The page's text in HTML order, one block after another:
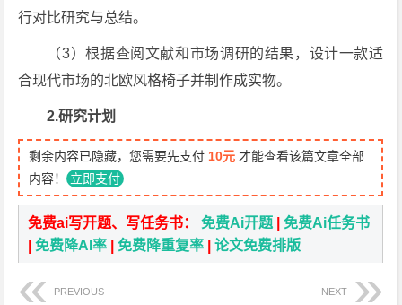
行对比研究与总结。
（3）根据查阅文献和市场调研的结果，设计一款适
合现代市场的北欧风格椅子并制作成实物。
2.研究计划
剩余内容已隐藏，您需要先支付 10元 才能查看该篇文章全部
内容！ 立即支付
免费ai写开题、写任务书：免费Ai开题 |免费Ai任务书
|免费降AI率 |免费降重复率 |论文免费排版
PREVIOUS NEXT